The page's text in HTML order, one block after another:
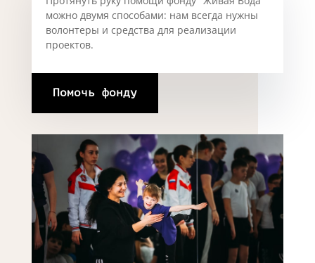
можно двумя способами: нам всегда нужны
волонтеры и средства для реализации
проектов.
Помочь фонду